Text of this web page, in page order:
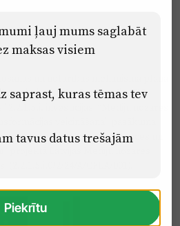
un noturības mehānisma plāna
virziena “Uzņēmumu digitālā
2.2.1.5.i. investīcijas “Mediju nozares
veicināšana” pasākuma
digitālās kompetences un
projektā Latvijas Mediju nozares
2/24/A/CFLA/001).
ļauj mums saglabāt
maksas visiem
saprast, kuras tēmas tev
tavus datus trešajām
Piekrītu